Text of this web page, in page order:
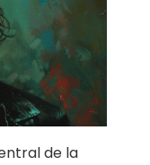
de la